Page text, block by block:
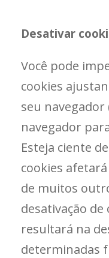
Desativar
Você pode
cookies
seu navegador
navegador
Esteja ciente
cookies
de muitos
desativação
resultará na
determinadas